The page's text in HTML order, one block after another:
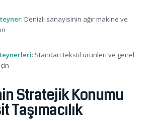
: Denizli sanayisinin ağır makine ve
: Standart tekstil ürünleri ve genel
Stratejik Konumu
Taşımacılık